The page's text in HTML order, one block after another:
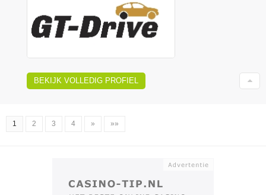
BEKIJK VOLLEDIG PROFIEL
1 2 3 4 » »»